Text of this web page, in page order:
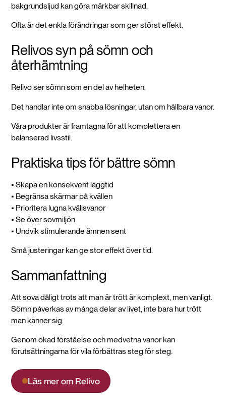
bakgrundsljud kan göra märkbar skillnad.
Ofta är det enkla förändringar som ger störst effekt.
Relivos syn på sömn och
återhämtning
Relivo ser sömn som en del av helheten.
Det handlar inte om snabba lösningar, utan om hållbara vanor.
Våra produkter är framtagna för att komplettera en
balanserad livsstil.
Praktiska tips för bättre sömn
• Skapa en konsekvent läggtid
• Begränsa skärmar på kvällen
• Prioritera lugna kvällsvanor
• Se över sovmiljön
• Undvik stimulerande ämnen sent
Små justeringar kan ge stor effekt över tid.
Sammanfattning
Att sova dåligt trots att man är trött är komplext, men vanligt.
Sömn påverkas av många delar av livet, inte bara hur trött
man känner sig.
Genom ökad förståelse och medvetna vanor kan
förutsättningarna för vila förbättras steg för steg.
Läs mer om Relivo